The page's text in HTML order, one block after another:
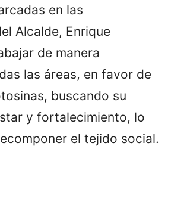
en las
Alcalde, Enrique
de manera
las áreas, en favor de
buscando su
y fortalecimiento, lo
el tejido social.